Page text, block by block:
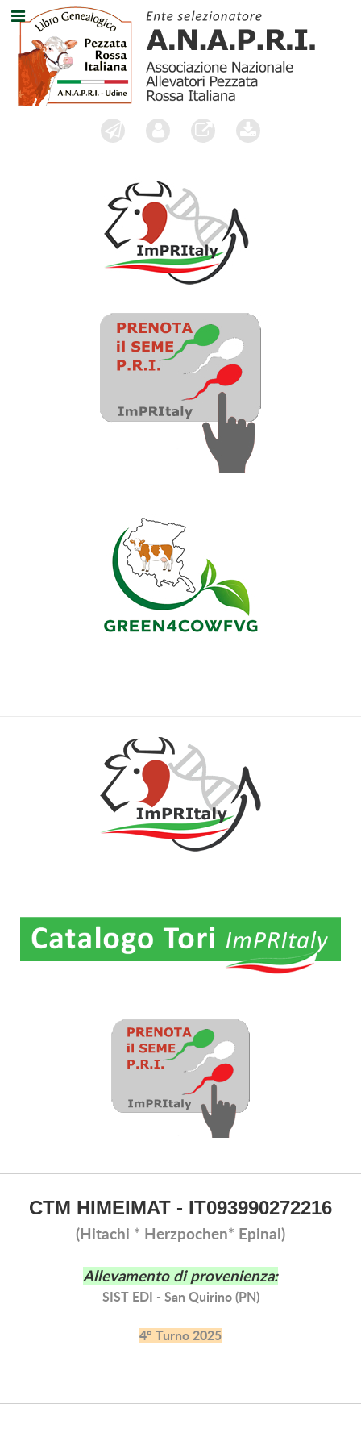
CTM HIMEIMAT - IT093990272216
(Hitachi * Herzpochen* Epinal)
Allevamento di provenienza:
SIST EDI - San Quirino (PN)
4° Turno 2025